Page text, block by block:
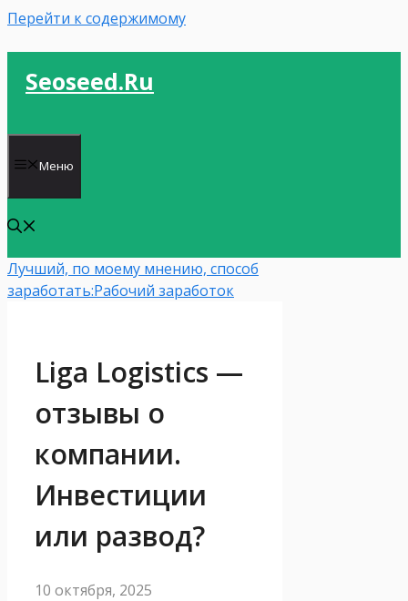
Перейти к содержимому
Seoseed.ru
Меню
Лучший, по моему мнению, способ
заработать:Рабочий заработок
Liga Logistics —
отзывы о
компании.
Инвестиции
или развод?
10 октября, 2025